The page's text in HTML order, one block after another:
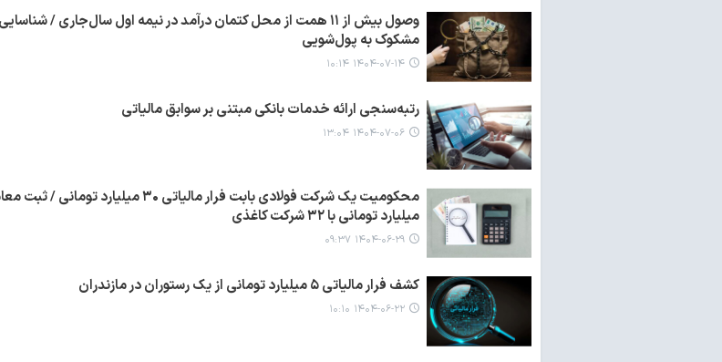
مشکوک به پول‌شویی
۱۴۰۴-۰۷-۱۴ ۱۰:۱۴
رتبه‌سنجی ارائه خدمات بانکی مبتنی بر سوابق مالیاتی
۱۴۰۴-۰۷-۰۶ ۱۳:۰۴
میلیارد تومانی با ۳۲ شرکت کاغذی
۱۴۰۴-۰۶-۲۹ ۰۹:۳۷
کشف فرار مالیاتی ۵ میلیارد تومانی از یک رستوران در مازندران
۱۴۰۴-۰۶-۲۲ ۱۰:۱۰